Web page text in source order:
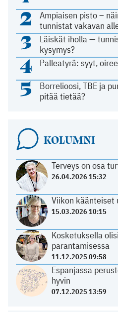
2
Ampiaisen pisto –
tunnistat vakavan
3
Läiskät iholla —
kysymys?
4 Palleatyrä: syyt,
5
Borrelioosi, TBE ja
pitää tietää?
KOLUMNI
Terveys on osa
26.04.2026 15:32
Viikon käänteiset
15.03.2026 10:15
Kosketuksella
parantamisessa
11.12.2025 09:58
Espanjassa
hyvin
07.12.2025 13:59